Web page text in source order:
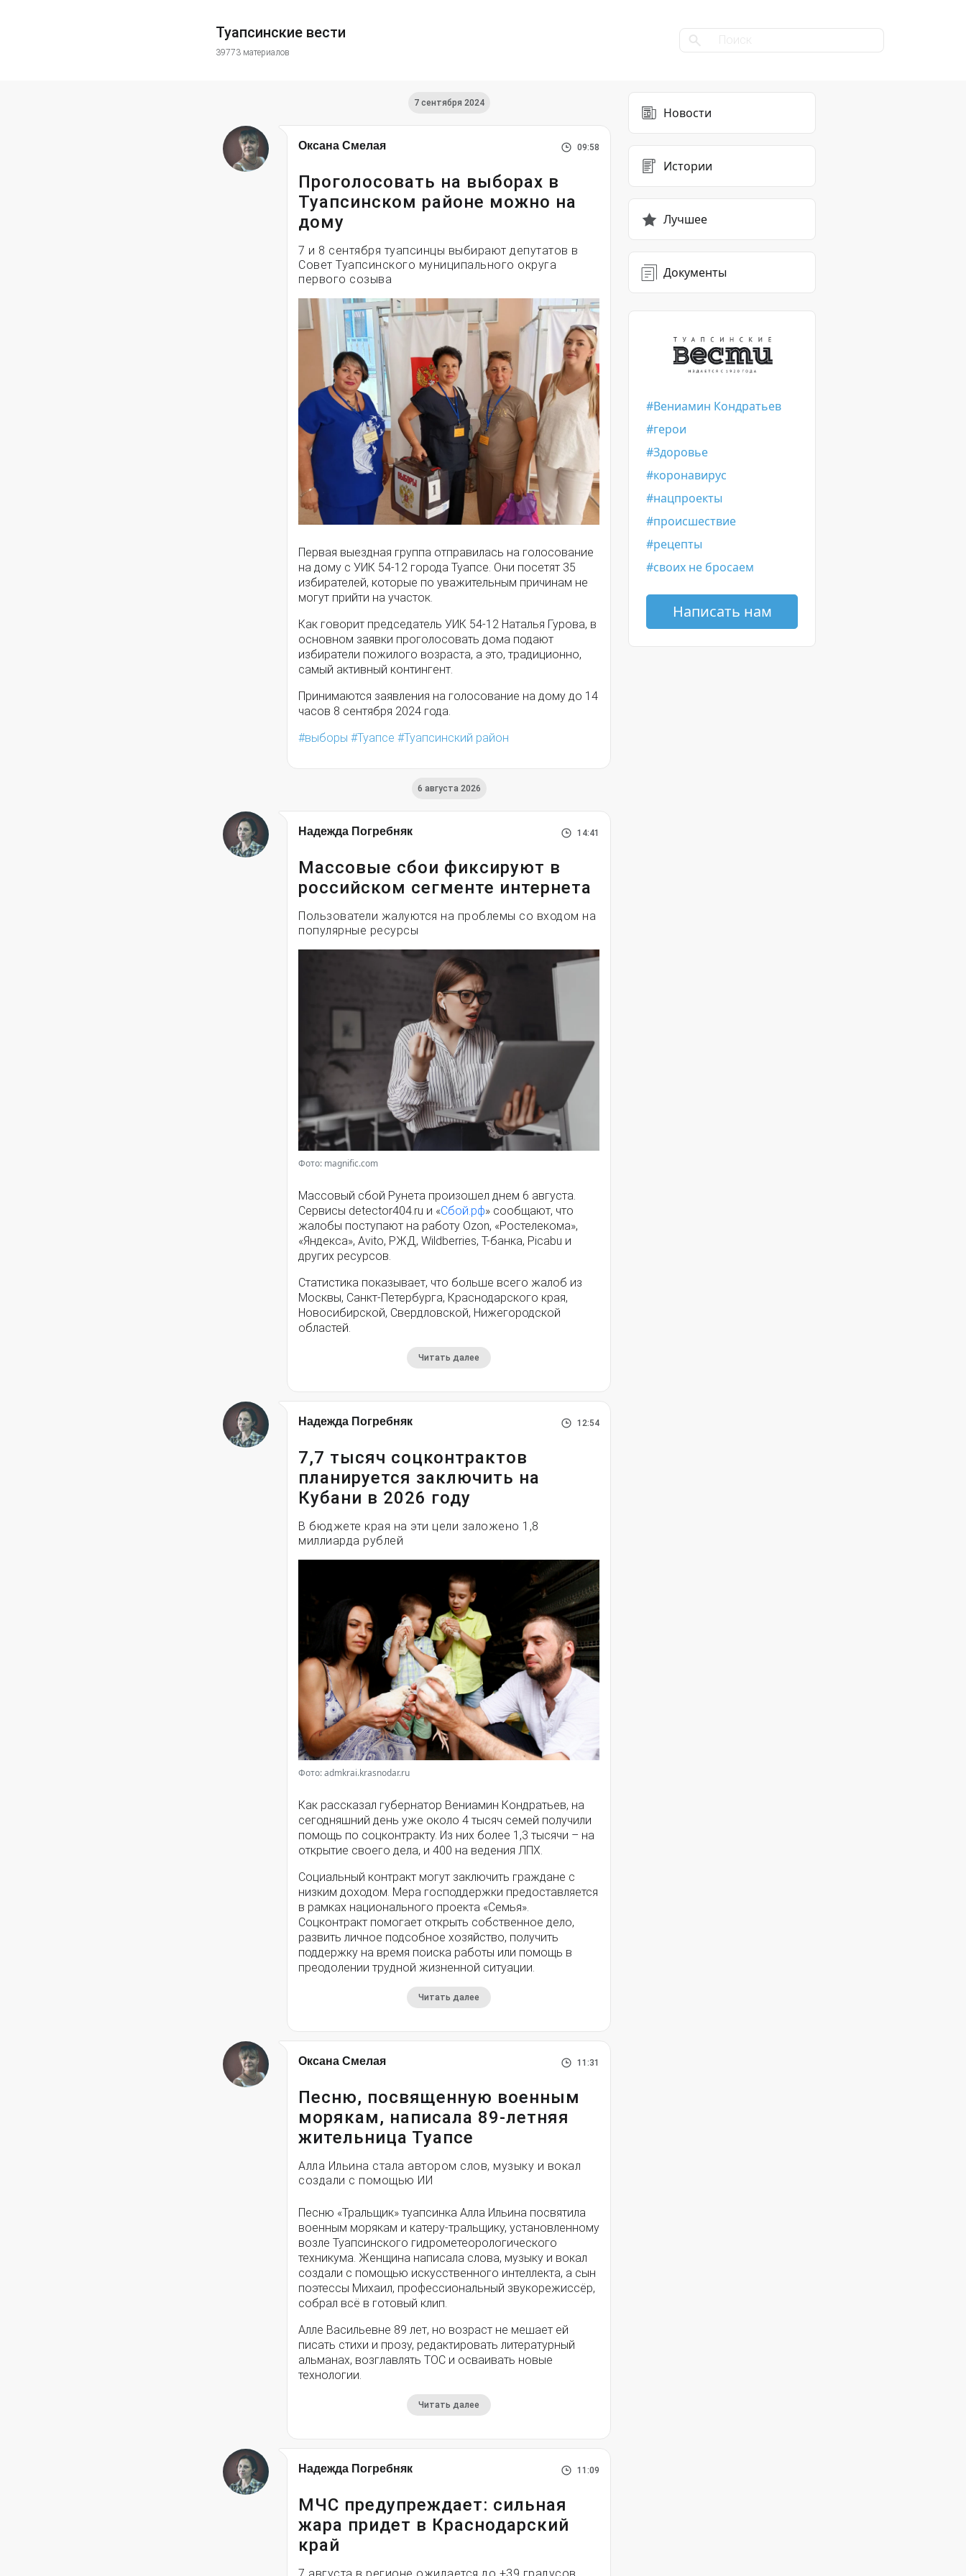
Туапсинские вести
39773 материалов
7 сентября 2024
Оксана Смелая 09:58
Проголосовать на выборах в
Туапсинском районе можно на
дому
7 и 8 сентября туапсинцы выбирают депутатов в
Совет Туапсинского муниципального округа
первого созыва
Первая выездная группа отправилась на голосование
на дому с УИК 54-12 города Туапсе. Они посетят 35
избирателей, которые по уважительным причинам не
могут прийти на участок.
Как говорит председатель УИК 54-12 Наталья Гурова, в
основном заявки проголосовать дома подают
избиратели пожилого возраста, а это, традиционно,
самый активный контингент.
Принимаются заявления на голосование на дому до 14
часов 8 сентября 2024 года.
выборы
Туапсе Туапсинский район
6 августа 2026
Надежда Погребняк 14:41
Массовые сбои фиксируют в
российском сегменте интернета
Пользователи жалуются на проблемы со входом на
популярные ресурсы
Фото: magnific.com
Массовый сбой Рунета произошел днем 6 августа.
Сервисы detector404.ru и «Сбой.рф» сообщают, что
жалобы поступают на работу Ozon, «Ростелекома»,
«Яндекса», Avito, РЖД, Wildberries, Т-банка, Picabu и
других ресурсов.
Статистика показывает, что больше всего жалоб из
Москвы, Санкт-Петербурга, Краснодарского края,
Новосибирской, Свердловской, Нижегородской
областей.
Читать далее
Надежда Погребняк 12:54
7,7 тысяч соцконтрактов
планируется заключить на
Кубани в 2026 году
В бюджете края на эти цели заложено 1,8
миллиарда рублей
Фото: admkrai.krasnodar.ru
Как рассказал губернатор Вениамин Кондратьев, на
сегодняшний день уже около 4 тысяч семей получили
помощь по соцконтракту. Из них более 1,3 тысячи – на
открытие своего дела, и 400 на ведения ЛПХ.
Социальный контракт могут заключить граждане с
низким доходом. Мера господдержки предоставляется
в рамках национального проекта «Семья».
Соцконтракт помогает открыть собственное дело,
развить личное подсобное хозяйство, получить
поддержку на время поиска работы или помощь в
преодолении трудной жизненной ситуации.
Читать далее
Оксана Смелая 11:31
Песню, посвященную военным
морякам, написала 89-летняя
жительница Туапсе
Алла Ильина стала автором слов, музыку и вокал
создали с помощью ИИ
Песню «Тральщик» туапсинка Алла Ильина посвятила
военным морякам и катеру-тральщику, установленному
возле Туапсинского гидрометеорологического
техникума. Женщина написала слова, музыку и вокал
создали с помощью искусственного интеллекта, а сын
поэтессы Михаил, профессиональный звукорежиссёр,
собрал всё в готовый клип.
Алле Васильевне 89 лет, но возраст не мешает ей
писать стихи и прозу, редактировать литературный
альманах, возглавлять ТОС и осваивать новые
технологии.
Читать далее
Надежда Погребняк 11:09
МЧС предупреждает: сильная
жара придет в Краснодарский
край
Новости
Истории
Лучшее
Документы
Вениамин Кондратьев
герои
Здоровье
коронавирус
нацпроекты
происшествие
рецепты
своих не бросаем
Написать нам